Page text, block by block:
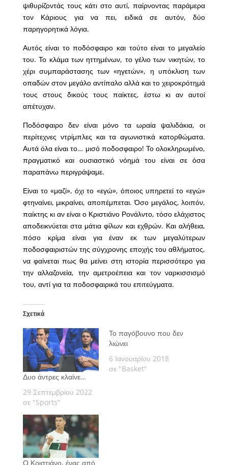
ψιθυρίζοντάς τους κάτι στο αυτί, παίρνοντας παράμερα
τον Κάριους για να πει, ειδικά σε αυτόν, δύο
παρηγορητικά λόγια.
Αυτός είναι το ποδόσφαιρο και τούτο είναι το μεγαλείο
του. Το κλάμα των ηττημένων, το γέλιο των νικητών, το
χέρι συμπαράστασης των «ηγετών», η υπόκλιση των
οπαδών στον μεγάλο αντίπαλο αλλά και το χειροκρότημά
τους στους δικούς τους παίκτες, έστω κι αν αυτοί
απέτυχαν.
Ποδόσφαιρο δεν είναι μόνο τα ωραία ψαλιδάκια, οι
περίτεχνες ντρίμπλες και τα αγωνιστικά κατορθώματα.
Αυτά όλα είναι το… μισό ποδοσφαιρο! Το ολοκληρωμένο,
πραγματικό και ουσιαστικό νόημά του είναι σε όσα
παραπάνω περιγράψαμε.
Είναι το «μαζί», όχι το «εγώ», όποιος υπηρετεί το «εγώ»
φτηναίνει, μικραίνει, αποπέμπεται. Όσο μεγάλος, λοιπόν,
παίκτης κι αν είναι ο Κριστιάνο Ρονάλντο, τόσο ελάχιστος
αποδεικνύεται στα μάτια φίλων και εχθρών. Και αλήθεια,
πόσο κρίμα είναι για έναν εκ των μεγαλύτερων
ποδοσφαιριστών της σύγχρονης εποχής του αθλήματος,
να φαίνεται πως θα μείνει στη ιστορία περισσότερο για
την αλλαζονεία, την αμετροέπεια και τον ναρκισσισμό
του, αντί για τα ποδοσφαιρικά του επιτεύγματα.
Σχετικά
Δυο άντρες κλαίνε…
29 Σεπτεμβρίου 2022
σε "Sports"
Το παγόβουνο που δεν
λιώνει
6 Ιανουαρίου 2018
σε "Basket"
Ο Κριστιάνο, ένας από